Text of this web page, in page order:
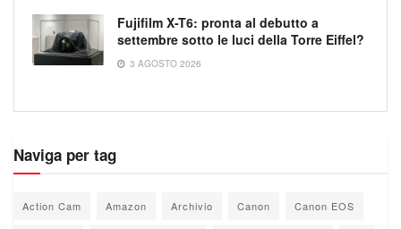
Fujifilm X-T6: pronta al debutto a
settembre sotto le luci della Torre Eiffel?
3 AGOSTO 2026
Naviga per tag
Action Cam Amazon Archivio Canon Canon EOS